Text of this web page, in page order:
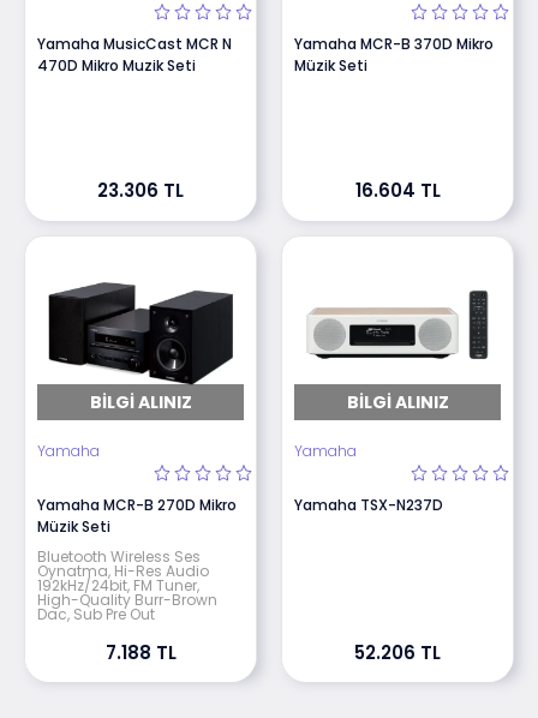
Yamaha MusicCast MCR N
470D Mikro Muzik Seti
23.306 TL
Yamaha MCR-B 370D Mikro
Müzik Seti
16.604 TL
BILGI ALINIZ
Yamaha
Yamaha MCR-B 270D Mikro
Müzik Seti
Bluetooth Wireless Ses
Oynatma, Hi-Res Audio
192kHz/24bit, FM Tuner,
High-Quality Burr-Brown
Dac, Sub Pre Out
7.188 TL
BILGI ALINIZ
Yamaha
Yamaha TSX-N237D
52.206 TL